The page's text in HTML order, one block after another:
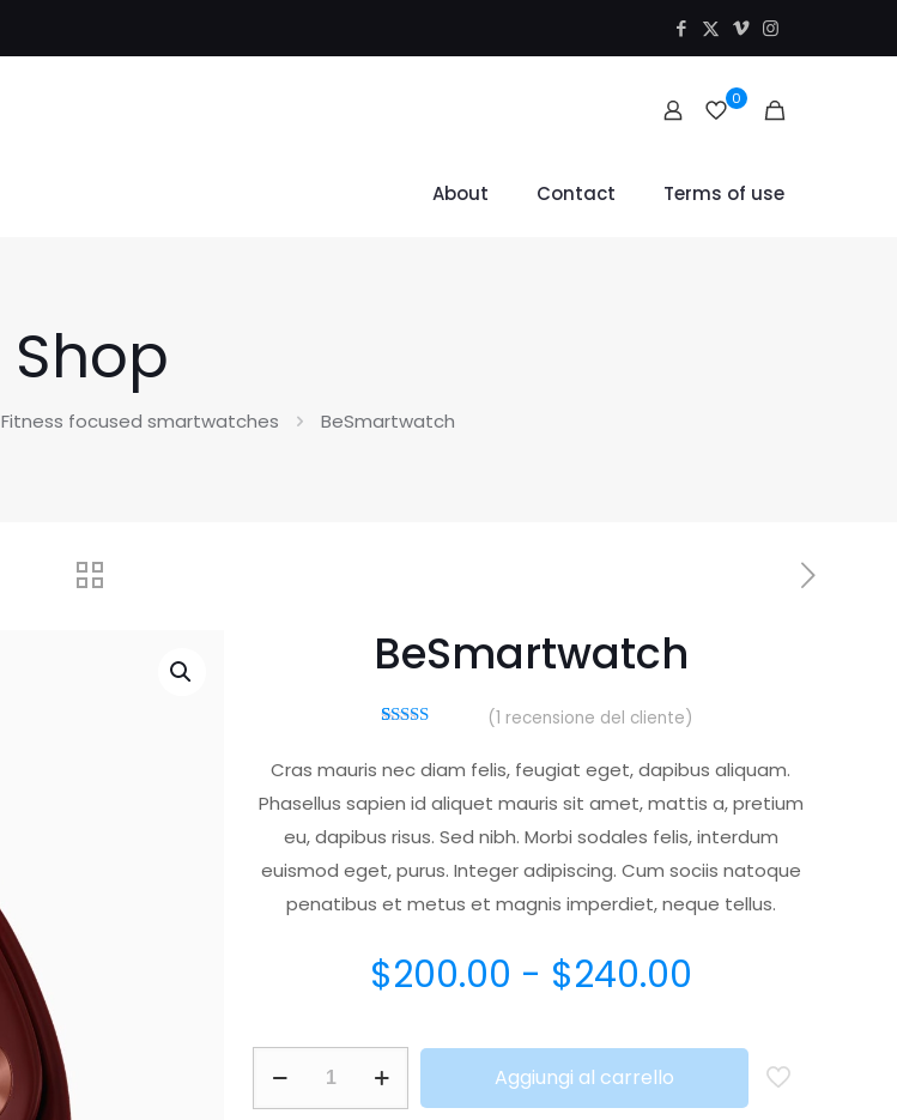
0
About Contact Terms of use
Shop
Fitness focused smartwatches BeSmartwatch
BeSmartwatch
base di
recensioni
(1 recensione del cliente)
Cras mauris nec diam felis, feugiat eget, dapibus aliquam.
Phasellus sapien id aliquet mauris sit amet, mattis a, pretium
eu, dapibus risus. Sed nibh. Morbi sodales felis, interdum
euismod eget, purus. Integer adipiscing. Cum sociis natoque
penatibus et metus et magnis imperdiet, neque tellus.
$200.00 - $240.00
Aggiungi al carrello